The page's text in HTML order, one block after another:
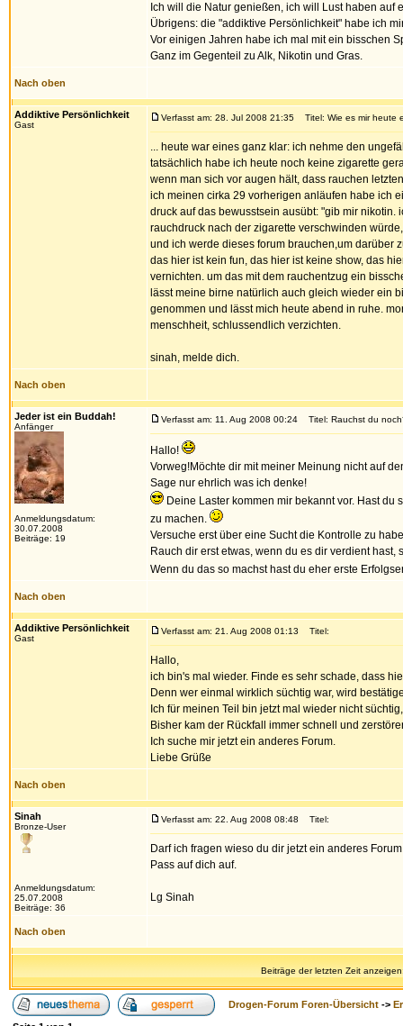
Ich will die Natur genießen, ich will Lust haben auf
Übrigens: die "addiktive Persönlichkeit" habe ich
Vor einigen Jahren habe ich mal mit ein bisschen
Ganz im Gegenteil zu Alk, Nikotin und Gras.
Nach oben
Addiktive Persönlichkeit
Gast
Verfasst am: 28. Jul 2008 21:35 Titel: Wie es mir heute
... heute war eines ganz klar: ich nehme den
tatsächlich habe ich heute noch keine zigarette
wenn man sich vor augen hält, dass rauchen
ich meinen cirka 29 vorherigen anläufen habe ich
druck auf das bewusstsein ausübt: "gib mir nikotin.
rauchdruck nach der zigarette verschwinden
und ich werde dieses forum brauchen,um darüber
das hier ist kein fun, das hier ist keine show, das
vernichten. um das mit dem rauchentzug ein
lässt meine birne natürlich auch gleich wieder ein
genommen und lässt mich heute abend in ruhe.
menschheit, schlussendlich verzichten.
sinah, melde dich.
Nach oben
Jeder ist ein Buddah!
Anfänger
Anmeldungsdatum:
30.07.2008
Beiträge: 19
Verfasst am: 11. Aug 2008 00:24 Titel: Rauchst du
Hallo!
Vorweg!Möchte dir mit meiner Meinung nicht auf
Sage nur ehrlich was ich denke!
Deine Laster kommen mir bekannt vor. Hast
zu machen.
Versuche erst über eine Sucht die Kontrolle zu
Rauch dir erst etwas, wenn du es dir verdient hast,
Wenn du das so machst hast du eher erste
Nach oben
Addiktive Persönlichkeit
Gast
Verfasst am: 21. Aug 2008 01:13 Titel:
Hallo,
ich bin's mal wieder. Finde es sehr schade, dass
Denn wer einmal wirklich süchtig war, wird
Ich für meinen Teil bin jetzt mal wieder nicht
Bisher kam der Rückfall immer schnell und
Ich suche mir jetzt ein anderes Forum.
Liebe Grüße
Nach oben
Sinah
Bronze-User
Anmeldungsdatum:
25.07.2008
Beiträge: 36
Verfasst am: 22. Aug 2008 08:48 Titel:
Darf ich fragen wieso du dir jetzt ein anderes
Pass auf dich auf.
Lg Sinah
Nach oben
Beiträge der letzten Zeit
Drogen-Forum Foren-Übersicht ->